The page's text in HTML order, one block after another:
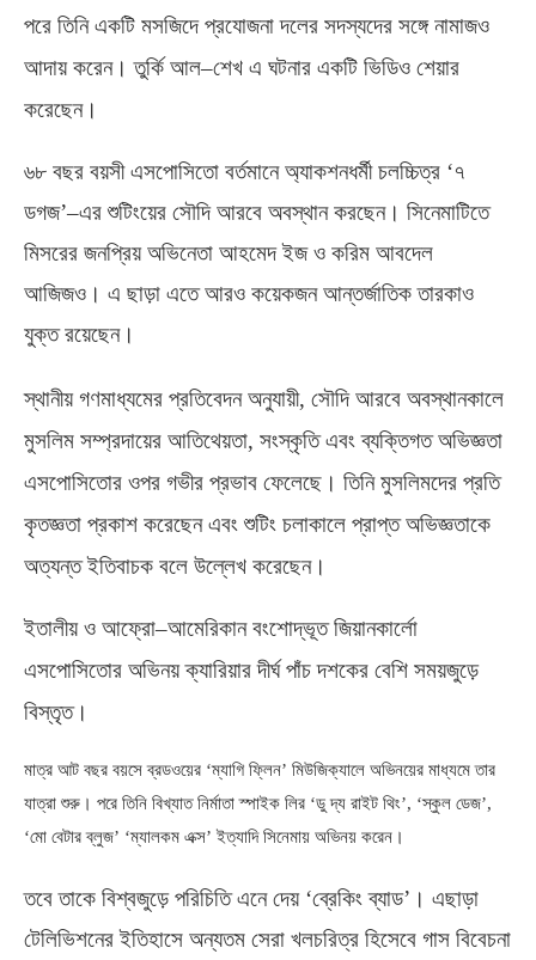
পরে তিনি একটি মসজিদে প্রযোজনা দলের সদস্যদের সঙ্গে নামাজও
আদায় করেন। তুর্কি আল–শেখ এ ঘটনার একটি ভিডিও শেয়ার
করেছেন।
৬৮ বছর বয়সী এসপোসিতো বর্তমানে অ্যাকশনধর্মী চলচ্চিত্র ‘৭
ডগজ’–এর শুটিংয়ের সৌদি আরবে অবস্থান করছেন। সিনেমাটিতে
মিসরের জনপ্রিয় অভিনেতা আহমেদ ইজ ও করিম আবদেল
আজিজও। এ ছাড়া এতে আরও কয়েকজন আন্তর্জাতিক তারকাও
যুক্ত রয়েছেন।
স্থানীয় গণমাধ্যমের প্রতিবেদন অনুযায়ী, সৌদি আরবে অবস্থানকালে
মুসলিম সম্প্রদায়ের আতিথেয়তা, সংস্কৃতি এবং ব্যক্তিগত অভিজ্ঞতা
এসপোসিতোর ওপর গভীর প্রভাব ফেলেছে। তিনি মুসলিমদের প্রতি
কৃতজ্ঞতা প্রকাশ করেছেন এবং শুটিং চলাকালে প্রাপ্ত অভিজ্ঞতাকে
অত্যন্ত ইতিবাচক বলে উল্লেখ করেছেন।
ইতালীয় ও আফ্রো–আমেরিকান বংশোদ্ভূত জিয়ানকার্লো
এসপোসিতোর অভিনয় ক্যারিয়ার দীর্ঘ পাঁচ দশকের বেশি সময়জুড়ে
বিস্তৃত।
মাত্র আট বছর বয়সে ব্রডওয়ের ‘ম্যাগি ফ্লিন’ মিউজিক্যালে অভিনয়ের মাধ্যমে তার
যাত্রা শুরু। পরে তিনি বিখ্যাত নির্মাতা স্পাইক লির ‘ডু দ্য রাইট থিং’, ‘স্কুল ডেজ’,
‘মো বেটার ব্লুজ’ ‘ম্যালকম এক্স’ ইত্যাদি সিনেমায় অভিনয় করেন।
তবে তাকে বিশ্বজুড়ে পরিচিতি এনে দেয় ‘ব্রেকিং ব্যাড’। এছাড়া
টেলিভিশনের ইতিহাসে অন্যতম সেরা খলচরিত্র হিসেবে গাস বিবেচনা